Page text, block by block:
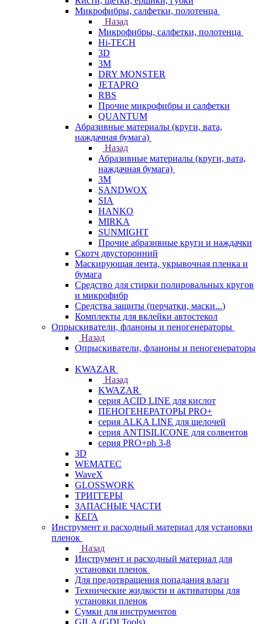
Микрофибры, салфетки, полотенца
Назад
Микрофибры, салфетки, полотенца
Hi-TECH
3D
3М
DRY MONSTER
JETAPRO
RBS
Прочие микрофибры и салфетки
QUANTUM
Абразивные материалы (круги, вата,
наждачная бумага)
Назад
Абразивные материалы (круги, вата,
наждачная бумага)
3М
SANDWOX
SIA
HANKO
MIRKA
SUNMIGHT
Прочие абразивные круги и наждачки
Скотч двусторонний
Маскирующая лента, укрывочная пленка и
бумага
Средство для стирки полировальных кругов
и микрофибр
Средства защиты (перчатки, маски...)
Комплекты для вклейки автостекол
Опрыскиватели, фланоны и пеногенераторы
Назад
Опрыскиватели, фланоны и пеногенераторы
KWAZAR
Назад
KWAZAR
серия ACID LINE для кислот
ПЕНОГЕНЕРАТОРЫ PRO+
серия ALKA LINE для щелочей
серия ANTISILICONE для солвентов
серия PRO+ph 3-8
3D
WEMATEC
WaveX
GLOSSWORK
ТРИГГЕРЫ
ЗАПАСНЫЕ ЧАСТИ
КЕГА
Инструмент и расходный материал для установки
пленок
Назад
Инструмент и расходный материал для
установки пленок
Для предотвращения попадания влаги
Технические жидкости и активаторы для
установки пленок
Сумки для инструментов
GILA (GDI Tools)